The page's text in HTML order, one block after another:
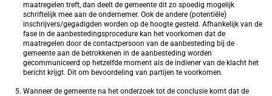
maatregelen treft, dan deelt de gemeente dit zo spoedig mogelijk
schriftelijk mee aan de ondernemer. Ook de andere (potentiële)
inschrijvers/gegadigden worden op de hoogte gesteld. Afhankelijk van de
fase in de aanbestedingsprocedure kan het voorkomen dat de
maatregelen door de contactpersoon van de aanbesteding bij de
gemeente aan de betrokkenen in de aanbesteding worden
gecommuniceerd op hetzelfde moment als de indiener van de klacht het
bericht krijgt. Dit om bevoordeling van partijen te voorkomen.
Wanneer de gemeente na het onderzoek tot de conclusie komt dat de